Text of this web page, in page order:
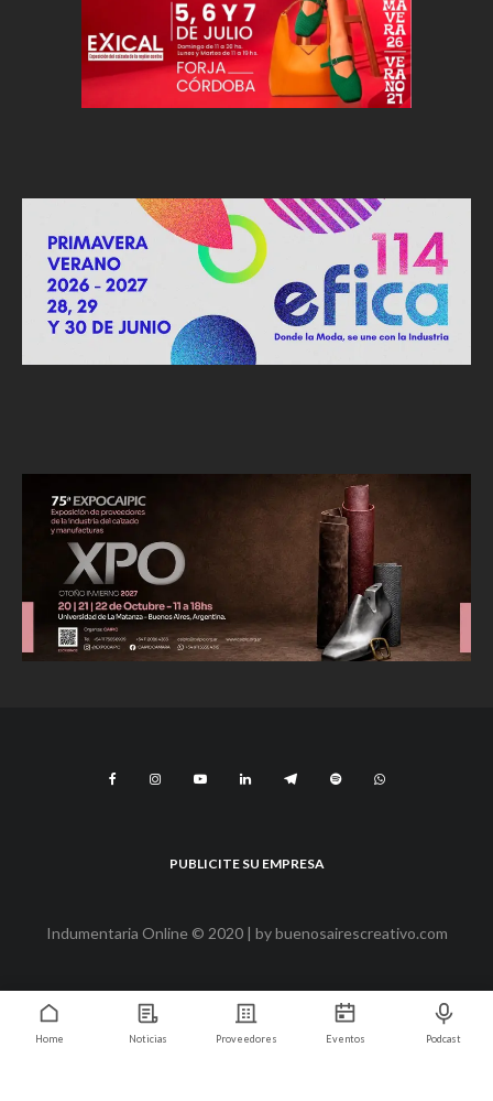
PUBLICITE SU EMPRESA
Indumentaria Online © 2020 | bybuenosairescreativo.com
Home Noticias Proveedores Eventos Podcast